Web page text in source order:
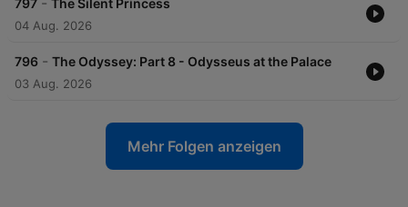
797 The Silent Princess
04 Aug. 2026
796 - The Odyssey: Part 8 - Odysseus at the Palace
03 Aug. 2026
Mehr Folgen anzeigen